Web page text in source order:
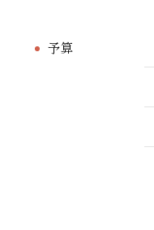
予算